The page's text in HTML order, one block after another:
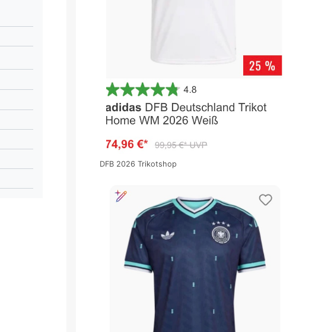
DFB 2026 Trikotshop